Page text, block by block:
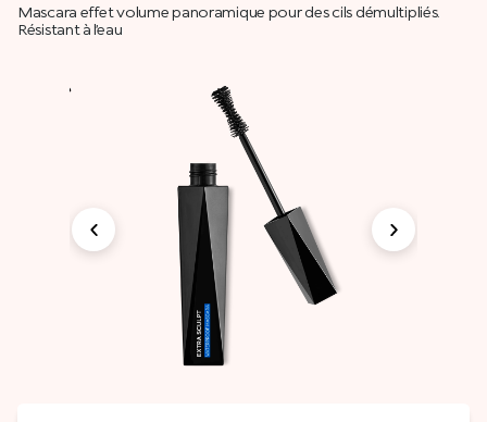
Mascara effet volume panoramique pour des cils démultipliés.
Résistant à l’eau